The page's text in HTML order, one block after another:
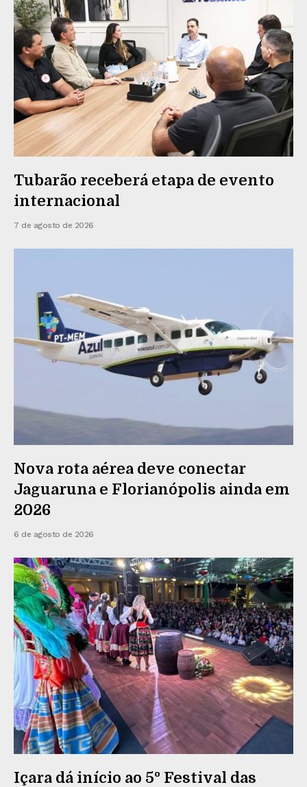
Tubarão receberá etapa de evento
internacional
7 de agosto de 2026
Nova rota aérea deve conectar
Jaguaruna e Florianópolis ainda em
2026
6 de agosto de 2026
Içara dá início ao 5º Festival das